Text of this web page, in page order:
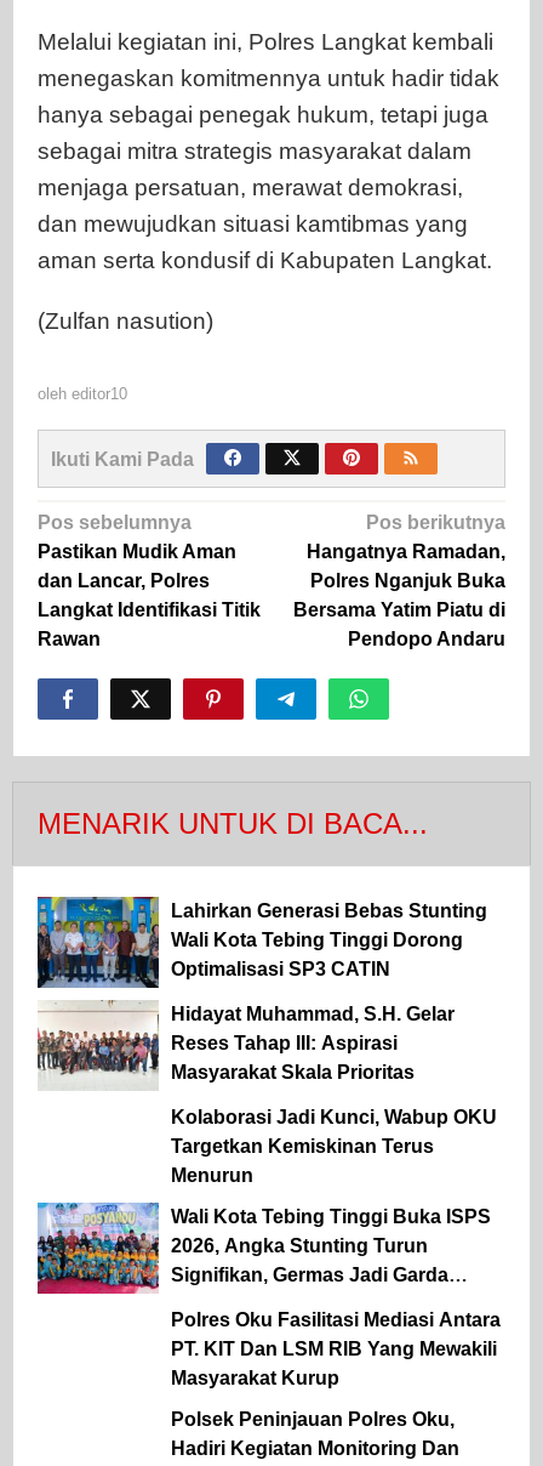
Melalui kegiatan ini, Polres Langkat kembali
menegaskan komitmennya untuk hadir tidak
hanya sebagai penegak hukum, tetapi juga
sebagai mitra strategis masyarakat dalam
menjaga persatuan, merawat demokrasi,
dan mewujudkan situasi kamtibmas yang
aman serta kondusif di Kabupaten Langkat.
(Zulfan nasution)
oleh editor10
Ikuti Kami Pada
Navigasi
pos
Pos sebelumnya
Pastikan Mudik Aman
dan Lancar, Polres
Langkat Identifikasi Titik
Rawan
Pos berikutnya
Hangatnya Ramadan,
Polres Nganjuk Buka
Bersama Yatim Piatu di
Pendopo Andaru
MENARIK UNTUK DI BACA...
Lahirkan Generasi Bebas Stunting
Wali Kota Tebing Tinggi Dorong
Optimalisasi SP3 CATIN
Hidayat Muhammad, S.H. Gelar
Reses Tahap III: Aspirasi
Kolaborasi Jadi Kunci, Wabup OKU
Targetkan Kemiskinan Terus
Menurun
Wali Kota Tebing Tinggi Buka ISPS
2026, Angka Stunting Turun
Signifikan, Germas Jadi Garda
Polres Oku Fasilitasi Mediasi Antara
PT. KIT Dan LSM RIB Yang Mewakili
Masyarakat Kurup
Polsek Peninjauan Polres Oku,
Hadiri Kegiatan Monitoring Dan